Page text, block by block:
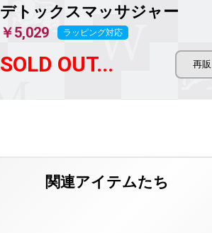
デトックスマッサジャー
￥5,029 ラッピング対応
SOLD OUT...